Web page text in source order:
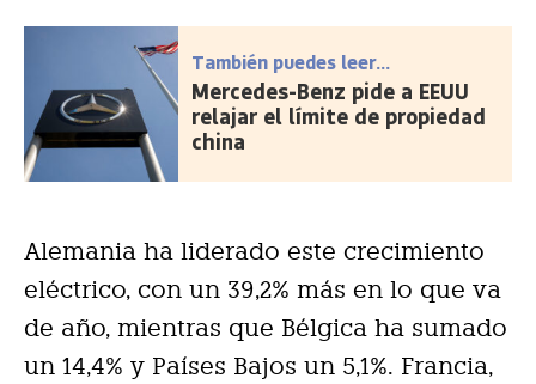
También puedes leer...
Mercedes-Benz pide a EEUU
relajar el límite de propiedad
china
Alemania ha liderado este crecimiento
eléctrico, con un 39,2% más en lo que va
de año, mientras que Bélgica ha sumado
un 14,4% y Países Bajos un 5,1%. Francia,